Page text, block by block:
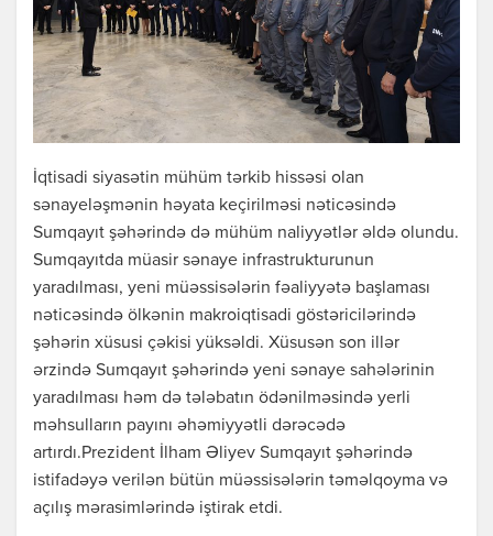
İqtisadi siyasətin mühüm tərkib hissəsi olan
sənayeləşmənin həyata keçirilməsi nəticəsində
Sumqayıt şəhərində də mühüm naliyyətlər əldə olundu.
Sumqayıtda müasir sənaye infrastrukturunun
yaradılması, yeni müəssisələrin fəaliyyətə başlaması
nəticəsində ölkənin makroiqtisadi göstəricilərində
şəhərin xüsusi çəkisi yüksəldi. Xüsusən son illər
ərzində Sumqayıt şəhərində yeni sənaye sahələrinin
yaradılması həm də tələbatın ödənilməsində yerli
məhsulların payını əhəmiyyətli dərəcədə
artırdı.Prezident İlham Əliyev Sumqayıt şəhərində
istifadəyə verilən bütün müəssisələrin təməlqoyma və
açılış mərasimlərində iştirak etdi.